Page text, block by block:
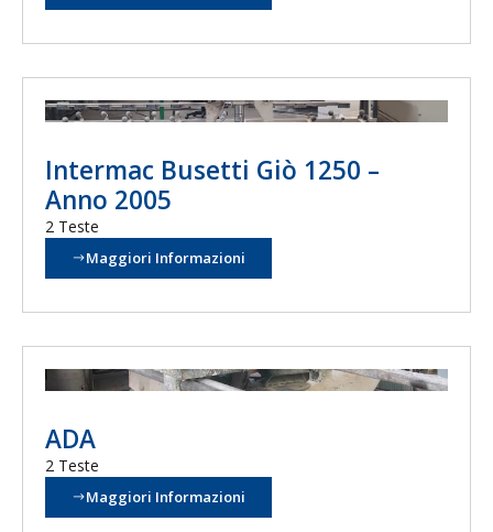
Intermac Busetti Giò 1250 –
Anno 2005
2 Teste
Maggiori Informazioni
ADA
2 Teste
Maggiori Informazioni